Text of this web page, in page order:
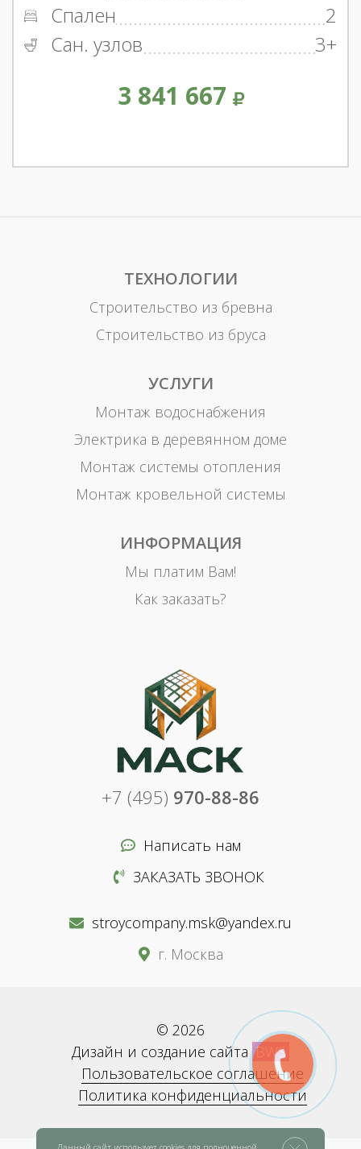
Спален
2
Сан. узлов
3+
3 841 667
ТЕХНОЛОГИИ
Строительство из бревна
Строительство из бруса
УСЛУГИ
Монтаж водоснабжения
Электрика в деревянном доме
Монтаж системы отопления
Монтаж кровельной системы
ИНФОРМАЦИЯ
Мы платим Вам!
Как заказать?
+7 (495) 970-88-86
Написать нам
ЗАКАЗАТЬ ЗВОНОК
stroycompany.msk@yandex.ru
г. Москва
© 2026
Дизайн и создание сайтаBWS
Пользовательское соглашение
Политика конфиденциальности